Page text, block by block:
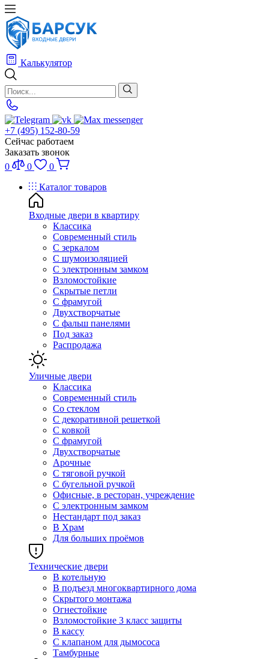
Калькулятор
+7 (495) 152-80-59
Сейчас работаем
Заказать звонок
0
0
0
Каталог товаров
Входные двери в квартиру
Классика
Современный стиль
С зеркалом
С шумоизоляцией
С электронным замком
Взломостойкие
Скрытые петли
С фрамугой
Двухстворчатые
С фальш панелями
Под заказ
Распродажа
Уличные двери
Классика
Современный стиль
Со стеклом
С декоративной решеткой
С ковкой
С фрамугой
Двухстворчатые
Арочные
С тяговой ручкой
С бугельной ручкой
Офисные, в ресторан, учреждение
С электронным замком
Нестандарт под заказ
В Храм
Для больших проёмов
Технические двери
В котельную
В подъезд многоквартирного дома
Скрытого монтажа
Огнестойкие
Взломостойкие 3 класс защиты
В кассу
С клапаном для дымососа
Тамбурные